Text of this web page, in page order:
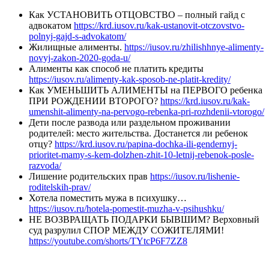
Как УСТАНОВИТЬ ОТЦОВСТВО – полный гайд с
адвокатом https://krd.iusov.ru/kak-ustanovit-otczovstvo-
polnyj-gajd-s-advokatom/
Жилищные алименты. https://iusov.ru/zhilishhnye-alimenty-
novyj-zakon-2020-goda-u/
Алименты как способ не платить кредиты
https://iusov.ru/alimenty-kak-sposob-ne-platit-kredity/
Как УМЕНЬШИТЬ АЛИМЕНТЫ на ПЕРВОГО ребенка
ПРИ РОЖДЕНИИ ВТОРОГО? https://krd.iusov.ru/kak-
umenshit-alimenty-na-pervogo-rebenka-pri-rozhdenii-vtorogo/
Дети после развода или раздельном проживании
родителей: место жительства. Достанется ли ребенок
отцу? https://krd.iusov.ru/papina-dochka-ili-gendernyj-
prioritet-mamy-s-kem-dolzhen-zhit-10-letnij-rebenok-posle-
razvoda/
Лишение родительских прав https://iusov.ru/lishenie-
roditelskih-prav/
Хотела поместить мужа в психушку…
https://iusov.ru/hotela-pomestit-muzha-v-psihushku/
НЕ ВОЗВРАЩАТЬ ПОДАРКИ БЫВШИМ? Верховный
суд разрулил СПОР МЕЖДУ СОЖИТЕЛЯМИ!
https://youtube.com/shorts/TYtcP6F7ZZ8